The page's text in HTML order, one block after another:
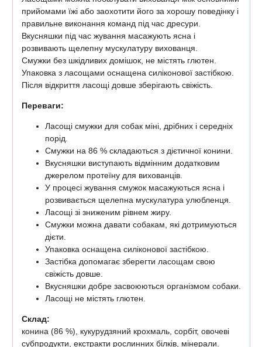
прийомами їжі або заохотити його за хорошу поведінку і
правильне виконання команд під час дресури.
Вкусняшки під час жування масажують ясна і
розвивають щелепну мускулатуру вихованця.
Смужки без шкідливих домішок, не містять глютен.
Упаковка з ласощами оснащена силіконової застібкою.
Після відкриття ласощі довше зберігають свіжість.
Переваги:
Ласощі смужки для собак міні, дрібних і середніх
порід.
Смужки на 86 % складаються з дієтичної конини.
Вкусняшки виступають відмінним додатковим
джерелом протеїну для вихованців.
У процесі жування смужок масажуються ясна і
розвивається щелепна мускулатура улюбленця.
Ласощі зі зниженим рівнем жиру.
Смужки можна давати собакам, які дотримуються
дієти.
Упаковка оснащена силіконової застібкою.
Застібка допомагає зберегти ласощам свою
свіжість довше.
Вкусняшки добре засвоюються організмом собаки.
Ласощі не містять глютен.
Склад:
конина (86 %), кукурудзяний крохмаль, сорбіт, овочеві
субпродукти, екстракти рослинних білків, мінерали.